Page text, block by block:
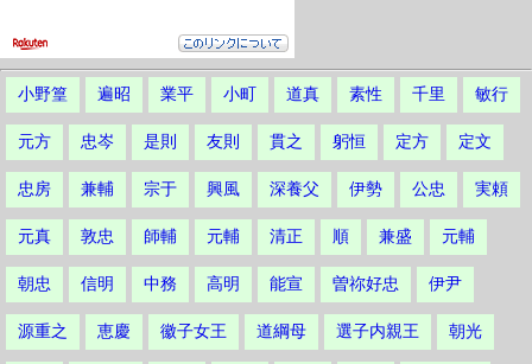
小野篁 遍昭 業平 小町 道真 素性 千里 敏行
元方 忠岑 是則 友則 貫之 躬恒 定方 定文
忠房 兼輔 宗于 興風 深養父 伊勢 公忠 実頼
元真 敦忠 師輔 元輔 清正 順 兼盛 元輔
朝忠 信明 中務 高明 能宣 曽祢好忠 伊尹
源重之 恵慶 徽子女王 道綱母 選子内親王 朝光